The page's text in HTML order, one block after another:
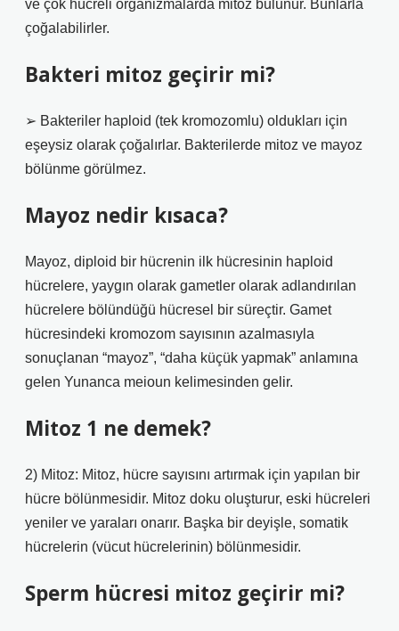
ve çok hücreli organizmalarda mitoz bulunur. Bunlarla
çoğalabilirler.
Bakteri mitoz geçirir mi?
➢ Bakteriler haploid (tek kromozomlu) oldukları için
eşeysiz olarak çoğalırlar. Bakterilerde mitoz ve mayoz
bölünme görülmez.
Mayoz nedir kısaca?
Mayoz, diploid bir hücrenin ilk hücresinin haploid
hücrelere, yaygın olarak gametler olarak adlandırılan
hücrelere bölündüğü hücresel bir süreçtir. Gamet
hücresindeki kromozom sayısının azalmasıyla
sonuçlanan “mayoz”, “daha küçük yapmak” anlamına
gelen Yunanca meioun kelimesinden gelir.
Mitoz 1 ne demek?
2) Mitoz: Mitoz, hücre sayısını artırmak için yapılan bir
hücre bölünmesidir. Mitoz doku oluşturur, eski hücreleri
yeniler ve yaraları onarır. Başka bir deyişle, somatik
hücrelerin (vücut hücrelerinin) bölünmesidir.
Sperm hücresi mitoz geçirir mi?